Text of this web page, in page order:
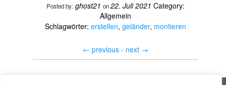
Posted by: ghost21 on22. Juli 2021 Category:
Allgemein
Schlagwörter: erstellen, geländer, montieren
← previous - next →